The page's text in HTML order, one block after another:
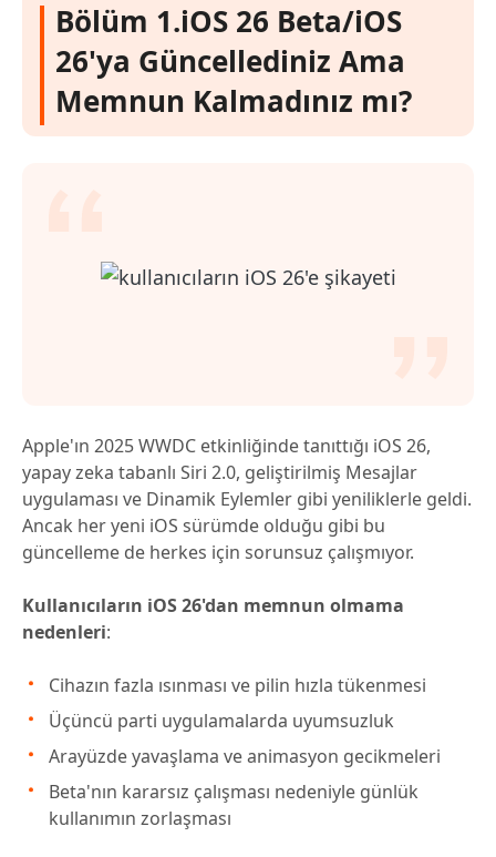
Bölüm 1.iOS 26 Beta/iOS
26'ya Güncellediniz Ama
Memnun Kalmadınız mı?
Apple'ın 2025 WWDC etkinliğinde tanıttığı iOS 26,
yapay zeka tabanlı Siri 2.0, geliştirilmiş Mesajlar
uygulaması ve Dinamik Eylemler gibi yeniliklerle geldi.
Ancak her yeni iOS sürümde olduğu gibi bu
güncelleme de herkes için sorunsuz çalışmıyor.
Kullanıcıların iOS 26'dan memnun olmama
nedenleri:
Cihazın fazla ısınması ve pilin hızla tükenmesi
Üçüncü parti uygulamalarda uyumsuzluk
Arayüzde yavaşlama ve animasyon gecikmeleri
Beta'nın kararsız çalışması nedeniyle günlük
kullanımın zorlaşması